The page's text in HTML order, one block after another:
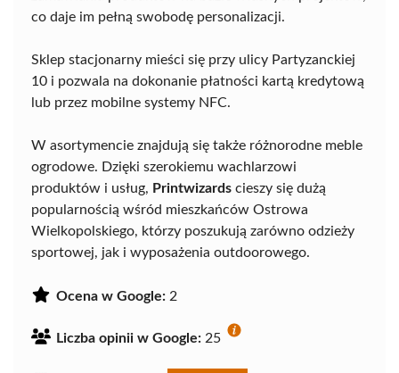
co daje im pełną swobodę personalizacji.
Sklep stacjonarny mieści się przy ulicy Partyzanckiej
10 i pozwala na dokonanie płatności kartą kredytową
lub przez mobilne systemy NFC.
W asortymencie znajdują się także różnorodne meble
ogrodowe. Dzięki szerokiemu wachlarzowi
produktów i usług, Printwizards cieszy się dużą
popularnością wśród mieszkańców Ostrowa
Wielkopolskiego, którzy poszukują zarówno odzieży
sportowej, jak i wyposażenia outdoorowego.
Ocena w Google: 2
Liczba opinii w Google: 25